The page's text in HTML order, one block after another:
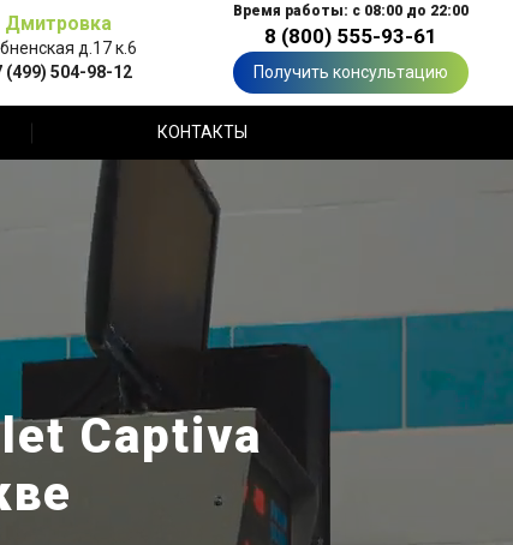
Дмитровка
д.17 к.6
(499) 504-98-12
Время работы: с 08:00 до 22:00
8 (800) 555-93-61
Получить консультацию
КОНТАКТЫ
Captiva